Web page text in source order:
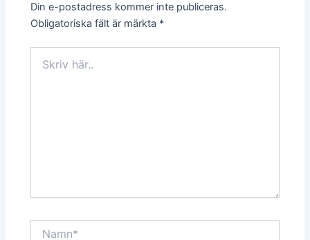
Din e-postadress kommer inte publiceras.
Obligatoriska fält är märkta *
här..